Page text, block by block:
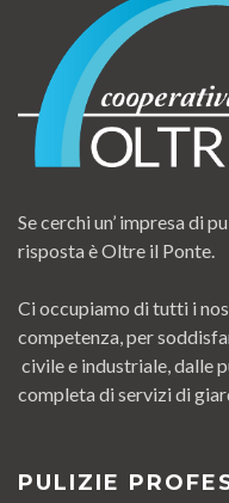
Se cerchi un’ impresa di
risposta è Oltre il Ponte.
Ci occupiamo di tutti i
competenza, per
civile e industriale, dalle
completa di servizi di
PULIZIE